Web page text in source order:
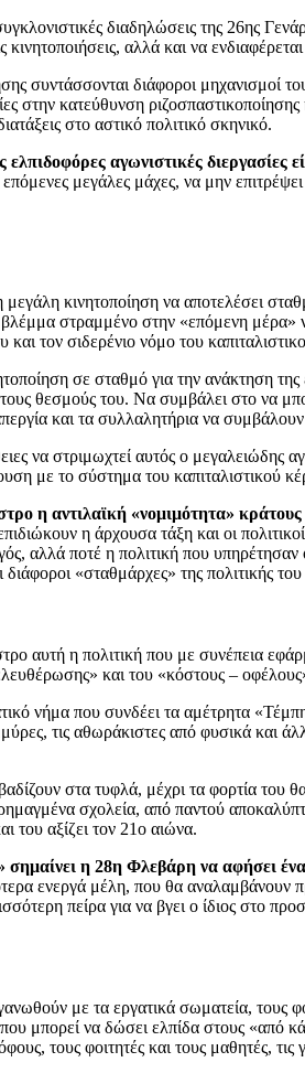
διαδηλώσεις της 26ης
αλλά και να
συντάσσονται διάφοροι μηχανισμοί
στην κατεύθυνση
στο αστικό πολιτικό σκηνικό.
ελπιδοφόρες αγωνιστικές
επόμενες μεγάλες μάχες, να μην
μεγάλη κινητοποίηση να αποτελέσει
βλέμμα στραμμένο στην «επόμενη
τον σιδερένιο νόμο του
σε σταθμό για την ανάκτηση
θεσμούς του. Να συμβάλει στο να
και τα συλλαλητήρια να
να στριμωχτεί αυτός ο μεγαλειώδης
με το σύστημα του καπιταλιστικού
η αντιλαϊκή «νομιμότητα»
η άρχουσα τάξη και οι
αλλά ποτέ η πολιτική που υπηρέτησαν
διάφοροι «σταθμάρχες» της πολιτικής
αυτή η πολιτική που με συνέπεια
και του «κόστους –
νήμα που συνδέει τα αμέτρητα
τις αθωράκιστες από φυσικά και
στα τυφλά, μέχρι τα φορτία του
σχολεία, από παντού
του αξίζει τον 21ο αιώνα.
σημαίνει η 28η Φλεβάρη να αφήσει
ενεργά μέλη, που θα αναλαμβάνουν
πείρα για να βγει ο ίδιος στο
με τα εργατικά σωματεία, τους
μπορεί να δώσει ελπίδα στους «από
τους φοιτητές και τους μαθητές,